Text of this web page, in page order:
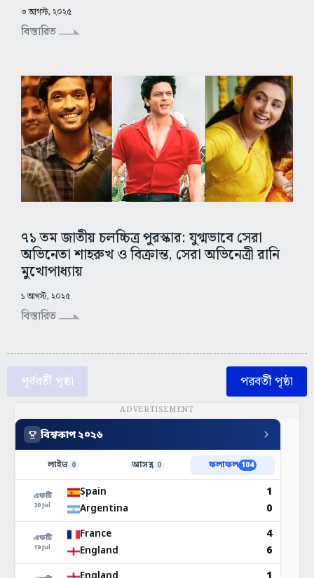
৩ আগস্ট, ২০২৫
বিস্তারিত
৭১ তম জাতীয় চলচ্চিত্র পুরস্কার: যুগ্মভাবে সেরা
অভিনেতা শাহরুখ ও বিক্রান্ত, সেরা অভিনেত্রী রানি
মুখোপাধ্যায়
১ আগস্ট, ২০২৫
বিস্তারিত
পূর্ববর্তী পৃষ্ঠা পরবর্তী পৃষ্ঠা
ADVERTISEMENT